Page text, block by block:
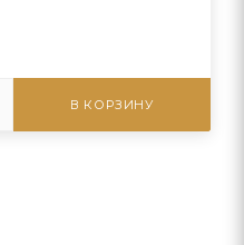
В КОРЗИНУ